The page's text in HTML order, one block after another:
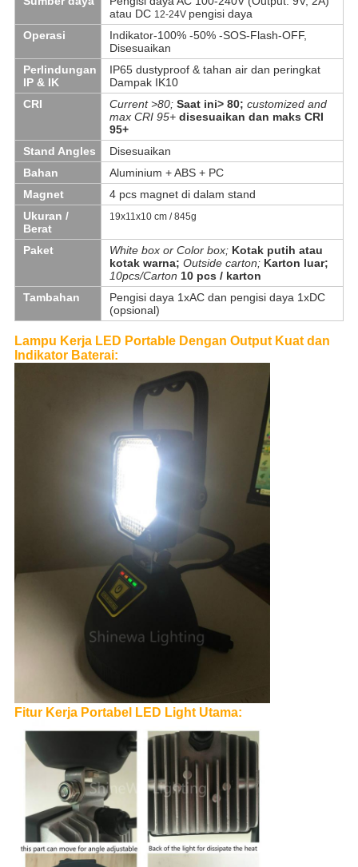
atau DC 12-24V pengisi daya
Operasi
Indikator-100% -50% -SOS-Flash-OFF,
Disesuaikan
Perlindungan
IP & IK
IP65 dustyproof & tahan air dan peringkat
Dampak IK10
CRI
Current >80; Saat ini> 80; customized and
max CRI 95+ disesuaikan dan maks CRI
95+
Stand Angles
Disesuaikan
Bahan
Aluminium + ABS + PC
Magnet
4 pcs magnet di dalam stand
Ukuran /
Berat
19x11x10 cm / 845g
Paket White box or Color box; Kotak putih atau
kotak warna; Outside carton; Karton luar;
10pcs/Carton 10 pcs / karton
Tambahan
Pengisi daya 1xAC dan pengisi daya 1xDC
(opsional)
Lampu Kerja LED Portable Dengan Output Kuat dan
Indikator Baterai:
Fitur Kerja Portabel LED Light Utama: